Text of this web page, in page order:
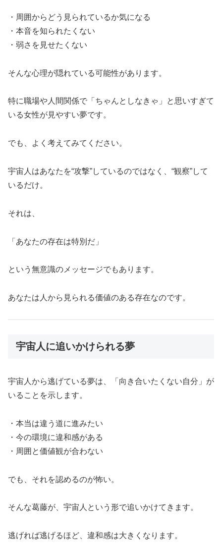
・周囲からどう見られているか気になる
・本音を知られたくない
・弱さを見せたくない
そんな心理が隠れている可能性があります。
特に職場や人間関係で「ちゃんとしなきゃ」と思いすぎて
いる女性が見やすい夢です。
でも、よく考えてみてください。
宇宙人はあなたを“攻撃”しているのではなく、“観察”して
いるだけ。
それは、
「あなたの存在は特別だ」
という無意識のメッセージでもあります。
あなたは人から見られる価値のある存在なのです。
宇宙人に追いかけられる夢
宇宙人から逃げている夢は、「向き合いたくない自分」が
いることを示します。
・本当は違う道に進みたい
・今の環境に違和感がある
・周囲と価値観が合わない
でも、それを認めるのが怖い。
そんな葛藤が、宇宙人という形で追いかけてきます。
逃げれば逃げるほど、違和感は大きくなります。